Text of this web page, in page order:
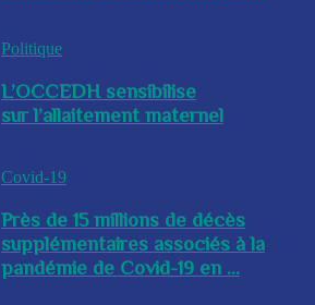
Politique
L’OCCEDH sensibilise
sur l’allaitement maternel
Covid-19
Près de 15 millions de décès
supplémentaires associés à la
pandémie de Covid-19 en ...